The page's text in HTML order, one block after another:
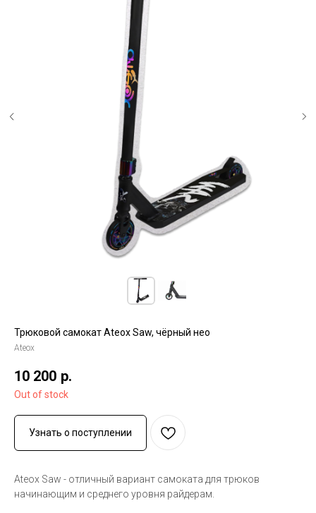
Трюковой самокат Ateox Saw, чёрный нео
Ateox
10 200 р.
Out of stock
Узнать о поступлении
Ateox Saw - отличный вариант самоката для трюков
начинающим и среднего уровня райдерам.